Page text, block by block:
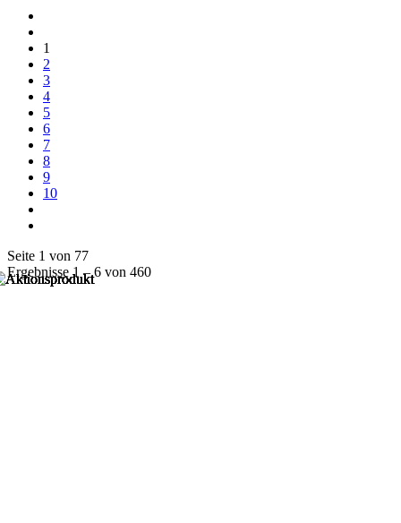
1
2
3
4
5
6
7
8
9
10
Seite 1 von 77
Ergebnisse 1 – 6 von 460